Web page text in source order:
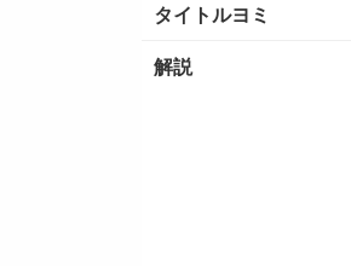
タイトルヨミ
解説